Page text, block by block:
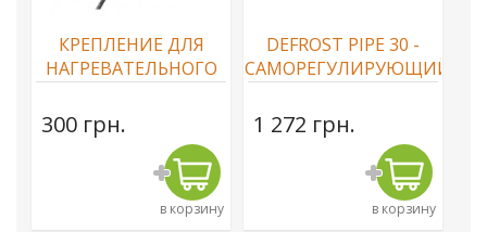
КРЕПЛЕНИЕ ДЛЯ
НАГРЕВАТЕЛЬНОГО
300 грн.
в корзину
DEFROST PIPE 30 -
САМОРЕГУЛИРУЮЩИЙСЯ
КАБЕЛЬ
1 272 грн.
в корзину